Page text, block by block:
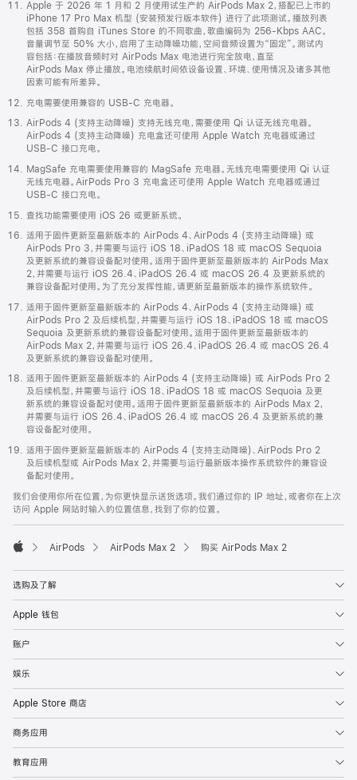
Apple 于 2026 年 1 月和 2 月使用试生产的 AirPods Max 2，搭配已上市的
iPhone 17 Pro Max 机型 (安装预发行版本软件) 进行了此项测试。播放列表
包括 358 首购自 iTunes Store 的不同歌曲，歌曲编码为 256-Kbps AAC。
音量调节至 50% 大小，启用了主动降噪功能，空间音频设置为“固定”。测试内
容包括：在播放音频时对 AirPods Max 电池进行完全放电，直至
AirPods Max 停止播放。电池续航时间依设备设置、环境、使用情况及诸多其他
因素可能有所差异。
充电需要使用兼容的 USB-C 充电器。
AirPods 4 (支持主动降噪) 支持无线充电，需要使用 Qi 认证无线充电器。
AirPods 4 (支持主动降噪) 充电盒还可使用 Apple Watch 充电器或通过
USB-C 接口充电。
MagSafe 充电需要使用兼容的 MagSafe 充电器。无线充电需要使用 Qi 认证
无线充电器。AirPods Pro 3 充电盒还可使用 Apple Watch 充电器或通过
USB-C 接口充电。
查找功能需要使用 iOS 26 或更新系统。
适用于固件更新至最新版本的 AirPods 4、AirPods 4 (支持主动降噪) 或
AirPods Pro 3，并需要与运行 iOS 18、iPadOS 18 或 macOS Sequoia
及更新系统的兼容设备配对使用。适用于固件更新至最新版本的 AirPods Max
2，并需要与运行 iOS 26.4、iPadOS 26.4 或 macOS 26.4 及更新系统的
兼容设备配对使用。为了充分发挥性能，请更新至最新版本的操作系统软件。
适用于固件更新至最新版本的 AirPods 4、AirPods 4 (支持主动降噪) 或
AirPods Pro 2 及后续机型，并需要与运行 iOS 18、iPadOS 18 或 macOS
Sequoia 及更新系统的兼容设备配对使用。适用于固件更新至最新版本的
AirPods Max 2，并需要与运行 iOS 26.4、iPadOS 26.4 或 macOS 26.4
及更新系统的兼容设备配对使用。
适用于固件更新至最新版本的 AirPods 4 (支持主动降噪) 或 AirPods Pro 2
及后续机型，并需要与运行 iOS 18、iPadOS 18 或 macOS Sequoia 及更
新系统的兼容设备配对使用。适用于固件更新至最新版本的 AirPods Max 2，
并需要与运行 iOS 26.4、iPadOS 26.4 或 macOS 26.4 及更新系统的兼
容设备配对使用。
适用于固件更新至最新版本的 AirPods 4 (支持主动降噪)、AirPods Pro 2
及后续机型或 AirPods Max 2，并需要与运行最新版本操作系统软件的兼容设
备配对使用。
我们会使用你所在位置，为你更快显示送货选项。我们通过你的 IP 地址，或者你在上次
访问 Apple 网站时输入的位置信息，找到了你的位置。
AirPods AirPods Max 2 购买 AirPods Max 2
选购及了解
Apple 钱包
账户
娱乐
Apple Store 商店
商务应用
教育应用